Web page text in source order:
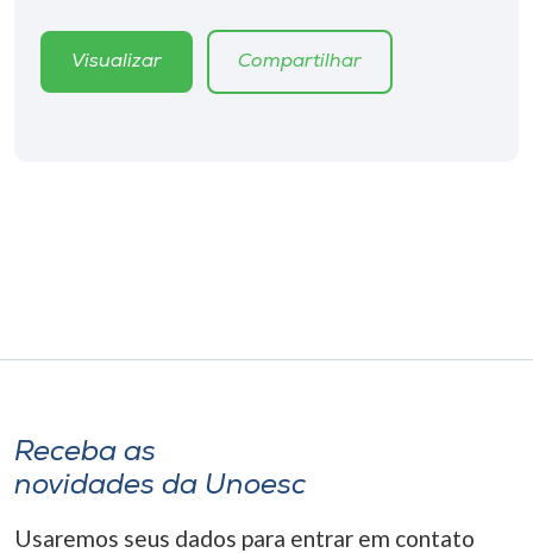
Rádio
A+
Visualizar Compartilhar
Receba as
novidades da Unoesc
Usaremos seus dados para entrar em contato